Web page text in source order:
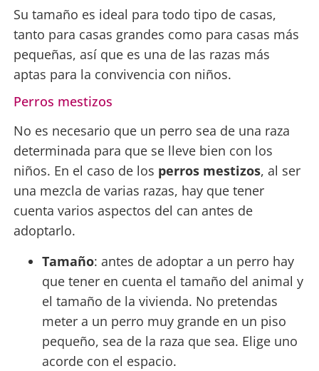
Su tamaño es ideal para todo tipo de casas,
tanto para casas grandes como para casas más
pequeñas, así que es una de las razas más
aptas para la convivencia con niños.
Perros mestizos
No es necesario que un perro sea de una raza
determinada para que se lleve bien con los
niños. En el caso de los perros mestizos, al ser
una mezcla de varias razas, hay que tener
cuenta varios aspectos del can antes de
adoptarlo.
Tamaño: antes de adoptar a un perro hay
que tener en cuenta el tamaño del animal y
el tamaño de la vivienda. No pretendas
meter a un perro muy grande en un piso
pequeño, sea de la raza que sea. Elige uno
acorde con el espacio.